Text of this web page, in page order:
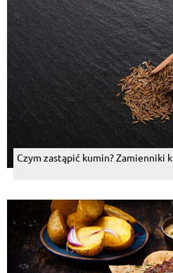
Czym zastąpić kumin? Zamienniki